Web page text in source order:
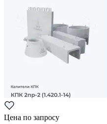
Цена по запросу